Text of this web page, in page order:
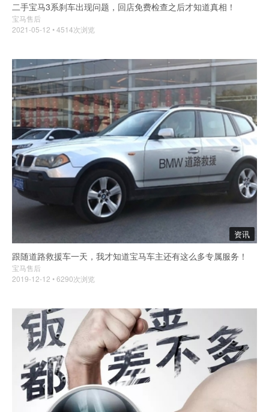
​二手宝马3系刹车出现问题，回店免费检查之后才知道真相！
宝马售后
2021-05-12 • 4514次浏览
资讯
跟随道路救援车一天，我才知道宝马车主还有这么多专属服务！
宝马售后
2019-12-12 • 6290次浏览